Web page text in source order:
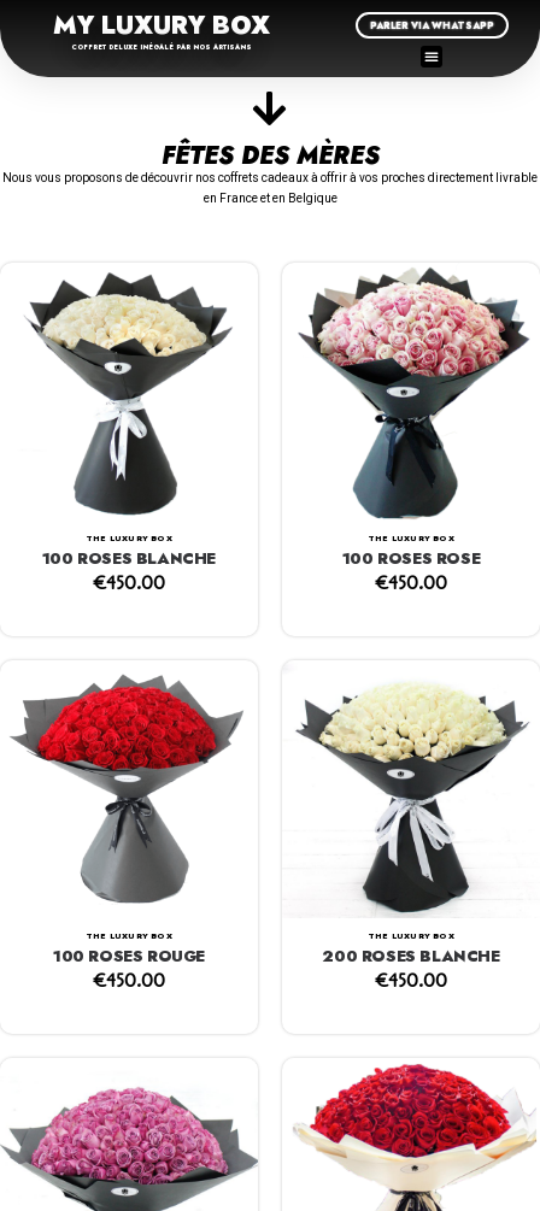
MY LUXURY BOX
COFFRET DELUXE INÉGALÉ PAR NOS ARTISANS
PARLER VIA WHATSAPP
FÊTES DES MÈRES
Nous vous proposons de découvrir nos coffrets cadeaux à offrir à vos proches directement livrable
en France et en Belgique
THE LUXURY BOX
100 ROSES BLANCHE
€450.00
THE LUXURY BOX
100 ROSES ROSE
€450.00
THE LUXURY BOX
100 ROSES ROUGE
€450.00
THE LUXURY BOX
200 ROSES BLANCHE
€450.00